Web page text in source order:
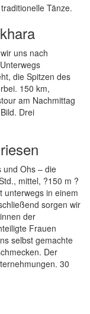
Tänze.
uns nach
die Spitzen des
150 km,
am Nachmittag
Drei
und Ohs – die
mittel, ?150 m ?
unterwegs in einem
sorgen wir
der
Frauen
selbst gemachte
Der
30